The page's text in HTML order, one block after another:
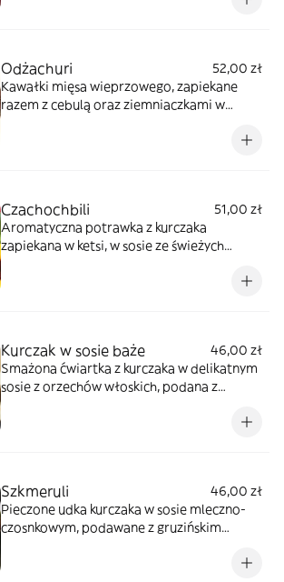
Odżachuri
52,00 zł
Kawałki mięsa wieprzowego, zapiekane
razem z cebulą oraz ziemniaczkami w
Czachochbili
51,00 zł
Aromatyczna potrawka z kurczaka
zapiekana w ketsi, w sosie ze świeżych
Kurczak w sosie baże
46,00 zł
Smażona ćwiartka z kurczaka w delikatnym
sosie z orzechów włoskich, podana z
Szkmeruli
46,00 zł
Pieczone udka kurczaka w sosie mleczno-
czosnkowym, podawane z gruzińskim